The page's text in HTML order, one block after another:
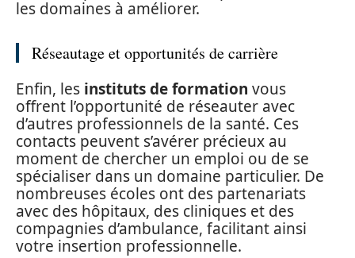
les domaines à améliorer.
Réseautage et opportunités de carrière
Enfin, les instituts de formation vous
offrent l’opportunité de réseauter avec
d’autres professionnels de la santé. Ces
contacts peuvent s’avérer précieux au
moment de chercher un emploi ou de se
spécialiser dans un domaine particulier. De
nombreuses écoles ont des partenariats
avec des hôpitaux, des cliniques et des
compagnies d’ambulance, facilitant ainsi
votre insertion professionnelle.